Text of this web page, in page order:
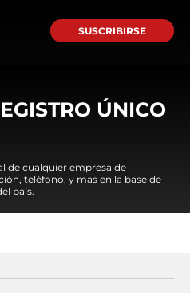
SUSCRIBIRSE
ÚNICO
de cualquier empresa de
teléfono, y mas en la base de
país.